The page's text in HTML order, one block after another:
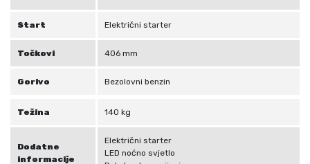
Start Električni starter
Točkovi 406 mm
Gorivo Bezolovni benzin
Težina 140 kg
Dodatne
informacije
Električni starter
LED noćno svjetlo